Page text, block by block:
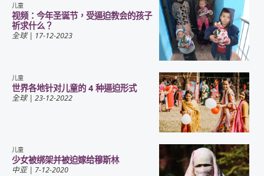
儿童
视频：今年圣诞节，受逼迫教会的孩子
祈求什么？
全球| 17-12-2023
儿童
世界各地针对儿童的 4 种逼迫形式
全球| 23-12-2022
儿童
少女被绑架并被迫嫁给穆斯林
中亚| 7-12-2020